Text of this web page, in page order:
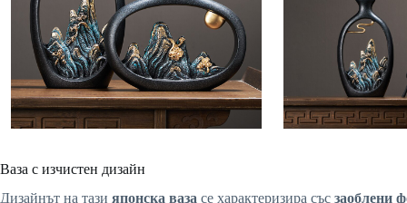
Ваза с изчистен дизайн
Дизайнът на тази японска ваза се характеризира със заоблени